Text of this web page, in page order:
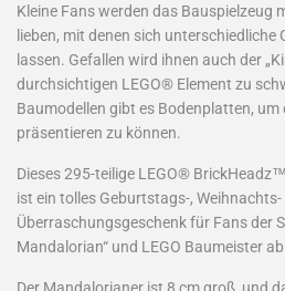
Kleine Fans werden das Bauspielzeug
lieben, mit denen sich unterschiedliche
lassen. Gefallen wird ihnen auch der
durchsichtigen LEGO® Element zu
Baumodellen gibt es Bodenplatten,
präsentieren zu können.
Dieses 295-teilige LEGO®
ist ein tolles Geburtstags-, Weihnachts-
Überraschungsgeschenk für Fans der
Mandalorian“ und LEGO Baumeister
Der Mandalorianer ist 8 cm groß, und